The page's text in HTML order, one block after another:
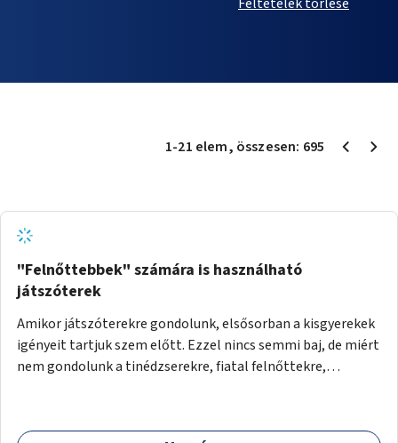
1-21 elem, összesen: 695
"Felnőttebbek" számára is használható
játszóterek
Amikor játszóterekre gondolunk, elsősorban a kisgyerekek
igényeit tartjuk szem előtt. Ezzel nincs semmi baj, de miért
nem gondolunk a tinédzserekre, fiatal felnőttekre,
infrastruktúra. Az idősebb korosztályok játszóterének